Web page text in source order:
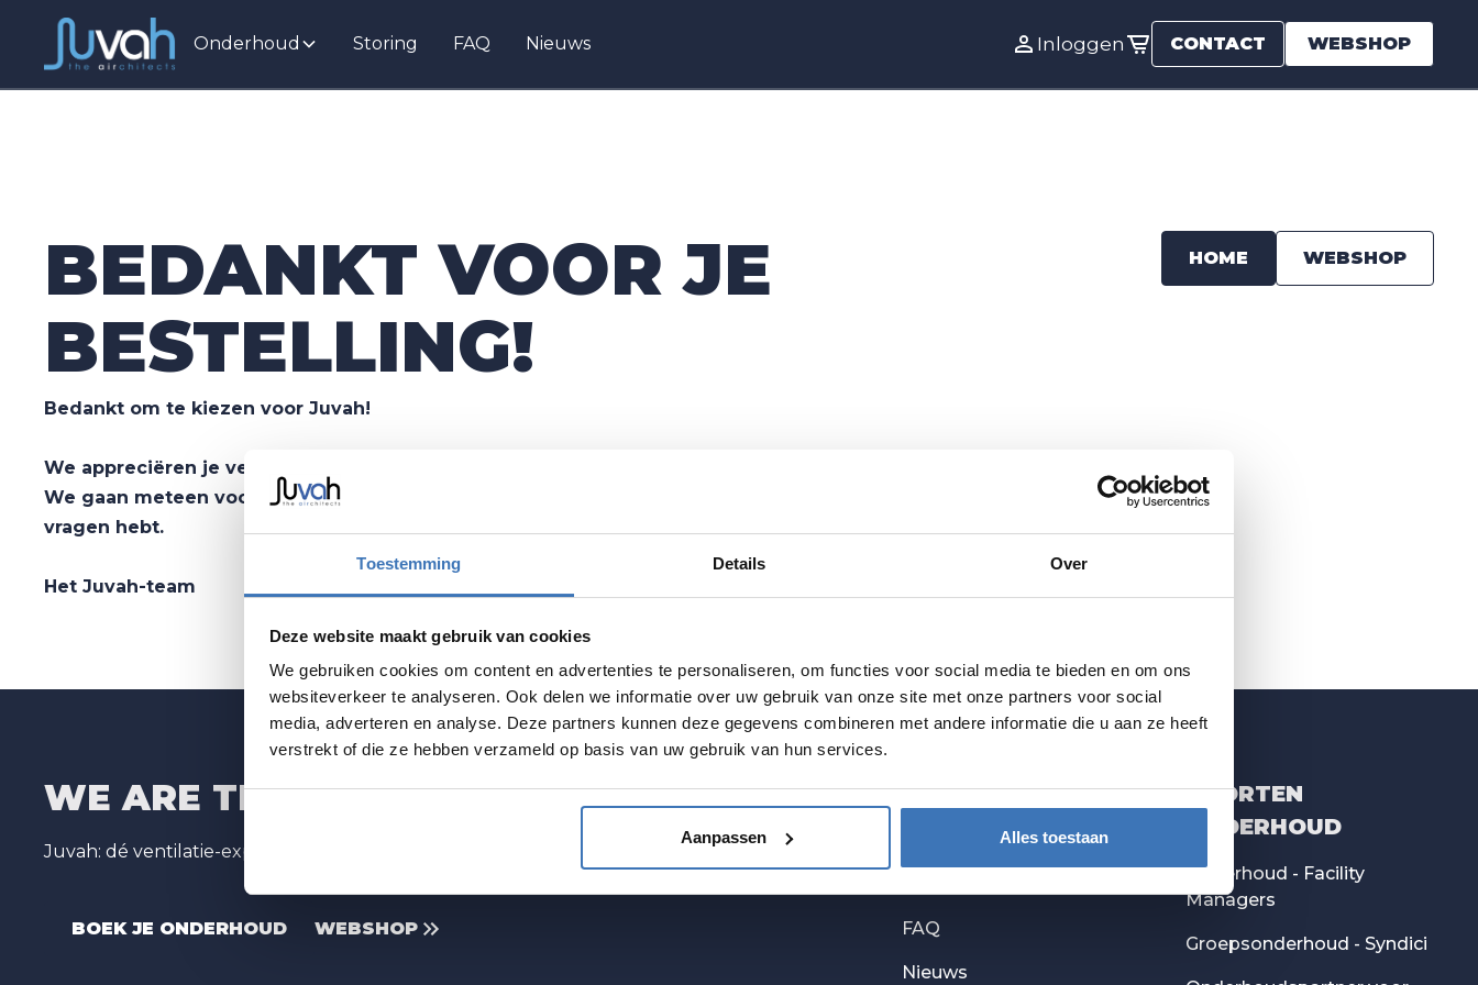
Toestemming Details Over
Deze website maakt gebruik van cookies
We gebruiken cookies om content en advertenties te personaliseren, om functies voor social media te bieden en om ons
websiteverkeer te analyseren. Ook delen we informatie over uw gebruik van onze site met onze partners voor social
media, adverteren en analyse. Deze partners kunnen deze gegevens combineren met andere informatie die u aan ze heeft
verstrekt of die ze hebben verzameld op basis van uw gebruik van hun services.
Aanpassen Alles toestaan
Onderhoud Storing FAQ Nieuws Inloggen CONTACT WEBSHOP
BEDANKT VOOR JE
BESTELLING!
Bedankt om te kiezen voor Juvah!
We appreciëren je vertrouwen in onze expertise in ventilatie en onderhoud.
We gaan meteen voor je aan de slag en staan klaar voor verdere ondersteuning als je
vragen hebt.
Het Juvah-team
HOME WEBSHOP
WE ARE THEAIRCHITECTS
Juvah: dé ventilatie-expert voor al jouw bouwprojecten.
BOEK JE ONDERHOUD WEBSHOP
JUVAH
Soorten onderhoud
FAQ
Nieuws
SOORTEN
ONDERHOUD
Onderhoud - Facility
Managers
Groepsonderhoud - Syndici